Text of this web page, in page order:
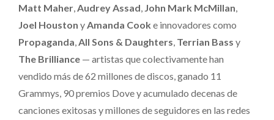
Matt Maher,Audrey Assad, John Mark McMillan,
Joel Houston yAmanda Cook e innovadores como
Propaganda,All Sons & Daughters, Terrian Bass y
The Brilliance — artistas que colectivamente han
vendido más de 62 millones de discos, ganado 11
Grammys, 90 premios Dove y acumulado decenas de
canciones exitosas y millones de seguidores en las redes